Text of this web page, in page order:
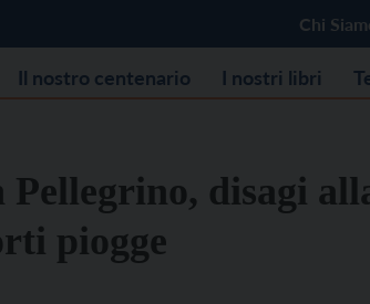
Chi
Il nostro centenario I nostri libri
Pellegrino, disagi
piogge